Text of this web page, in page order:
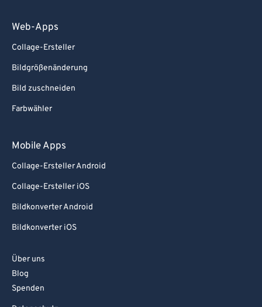
Web-Apps
Collage-Ersteller
Bildgrößenänderung
Bild zuschneiden
Farbwähler
Mobile Apps
Collage-Ersteller Android
Collage-Ersteller iOS
Bildkonverter Android
Bildkonverter iOS
Über uns
Blog
Spenden